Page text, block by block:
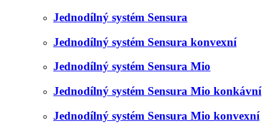
Jednodílný systém Sensura
Jednodílný systém Sensura konvexní
Jednodílný systém Sensura Mio
Jednodílný systém Sensura Mio konkávní
Jednodílný systém Sensura Mio konvexní